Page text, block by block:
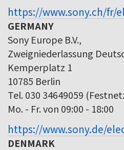
https://www.sony.ch/fr/
GERMANY
Sony Europe B.V.,
Zweigniederlassung
Kemperplatz 1
10785 Berlin
Tel. 030 34649059
Mo. - Fr. von 09:00 - 18:00
https://www.sony.de/
DENMARK